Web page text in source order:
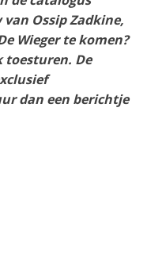
Ossip Zadkine,
Wieger te komen?
toesturen. De
dan een berichtje